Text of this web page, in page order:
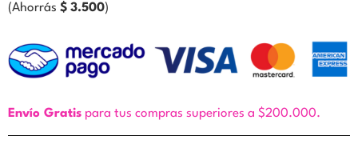
(Ahorrás $ 3.500)
Envío Gratis para tus compras superiores a $200.000.